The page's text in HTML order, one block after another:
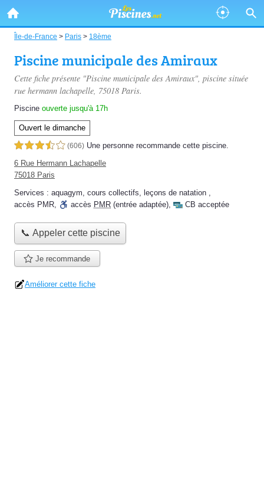
Île-de-France > Paris > 18ème
Piscine municipale des Amiraux
Cette fiche présente "Piscine municipale des Amiraux", piscine située
rue hermann lachapelle, 75018 Paris.
Piscine ouverte jusqu'à 17h
Ouvert le dimanche
3,5 étoiles sur 5 (606) Une personne recommande cette piscine.
6 Rue Hermann Lachapelle
75018 Paris
Services : aquagym, cours collectifs, leçons de natation ,
accès PMR, accès PMR (entrée adaptée), CB acceptée
📞 Appeler cette piscine
Je recommande
Améliorer cette fiche